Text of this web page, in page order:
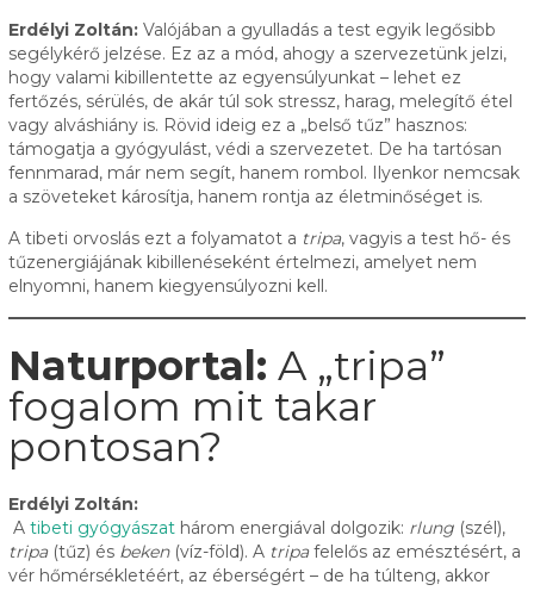
Erdélyi Zoltán: Valójában a gyulladás a test egyik legősibb
segélykérő jelzése. Ez az a mód, ahogy a szervezetünk jelzi,
hogy valami kibillentette az egyensúlyunkat – lehet ez
fertőzés, sérülés, de akár túl sok stressz, harag, melegítő étel
vagy alváshiány is. Rövid ideig ez a „belső tűz” hasznos:
támogatja a gyógyulást, védi a szervezetet. De ha tartósan
fennmarad, már nem segít, hanem rombol. Ilyenkor nemcsak
a szöveteket károsítja, hanem rontja az életminőséget is.
A tibeti orvoslás ezt a folyamatot a tripa, vagyis a test hő- és
tűzenergiájának kibillenéseként értelmezi, amelyet nem
elnyomni, hanem kiegyensúlyozni kell.
Naturportal: A „tripa”
fogalom mit takar
pontosan?
Erdélyi Zoltán:
A tibeti gyógyászathárom energiával dolgozik: rlung(szél),
tripa(tűz) és beken(víz-föld). A tripafelelős az emésztésért, a
vér hőmérsékletéért, az éberségért – de ha túlteng, akkor